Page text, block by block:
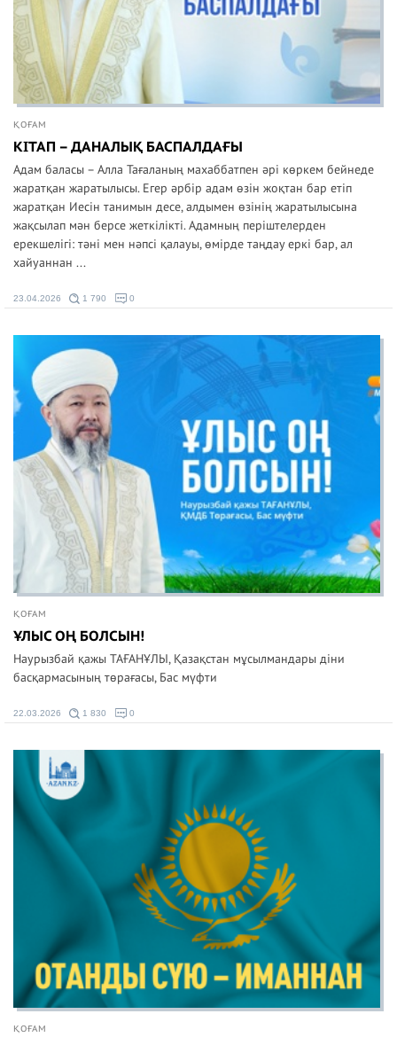
ҚОҒАМ
КІТАП – ДАНАЛЫҚ БАСПАЛДАҒЫ
Адам баласы – Алла Тағаланың махаббатпен әрі көркем бейнеде
жаратқан жаратылысы. Егер әрбір адам өзін жоқтан бар етіп
жаратқан Иесін танимын десе, алдымен өзінің жаратылысына
жақсылап мән берсе жеткілікті. Адамның періштелерден
ерекшелігі: тәні мен нәпсі қалауы, өмірде таңдау еркі бар, ал
хайуаннан ...
23.04.2026 1 790 0
ҚОҒАМ
ҰЛЫС ОҢ БОЛСЫН!
Наурызбай қажы ТАҒАНҰЛЫ, Қазақстан мұсылмандары діни
басқармасының төрағасы, Бас мүфти
22.03.2026 1 830 0
ҚОҒАМ